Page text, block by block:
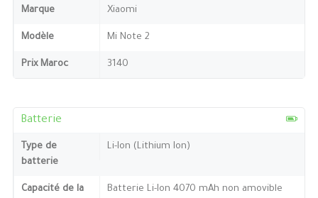
Marque Xiaomi
Modèle Mi Note 2
Prix Maroc 3140
Batterie
Type de
batterie
Li-Ion (Lithium Ion)
Capacité de la
Batterie Li-Ion 4070 mAh non amovible